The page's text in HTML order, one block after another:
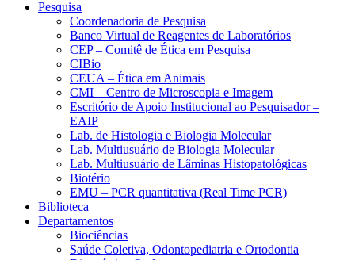
Pesquisa
Coordenadoria de Pesquisa
Banco Virtual de Reagentes de Laboratórios
CEP – Comitê de Ética em Pesquisa
CIBio
CEUA – Ética em Animais
CMI – Centro de Microscopia e Imagem
Escritório de Apoio Institucional ao Pesquisador –
EAIP
Lab. de Histologia e Biologia Molecular
Lab. Multiusuário de Biologia Molecular
Lab. Multiusuário de Lâminas Histopatológicas
Biotério
EMU – PCR quantitativa (Real Time PCR)
Biblioteca
Departamentos
Biociências
Saúde Coletiva, Odontopediatria e Ortodontia